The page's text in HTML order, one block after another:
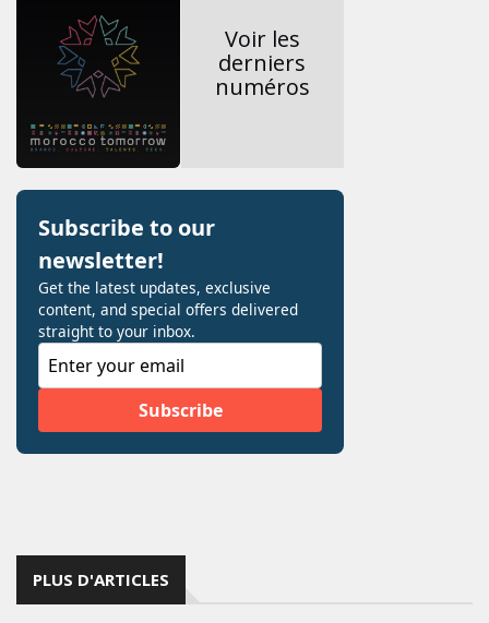
Voir les
derniers
numéros
PLUS D'ARTICLES